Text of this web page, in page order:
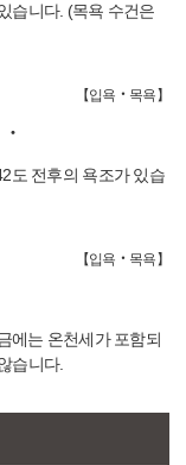
습니다. (목욕 수건은
【입욕‧목욕 】
도 전후의 욕조가 있습
【입욕‧목욕 】
에는 온천세가 포함되
습니다.